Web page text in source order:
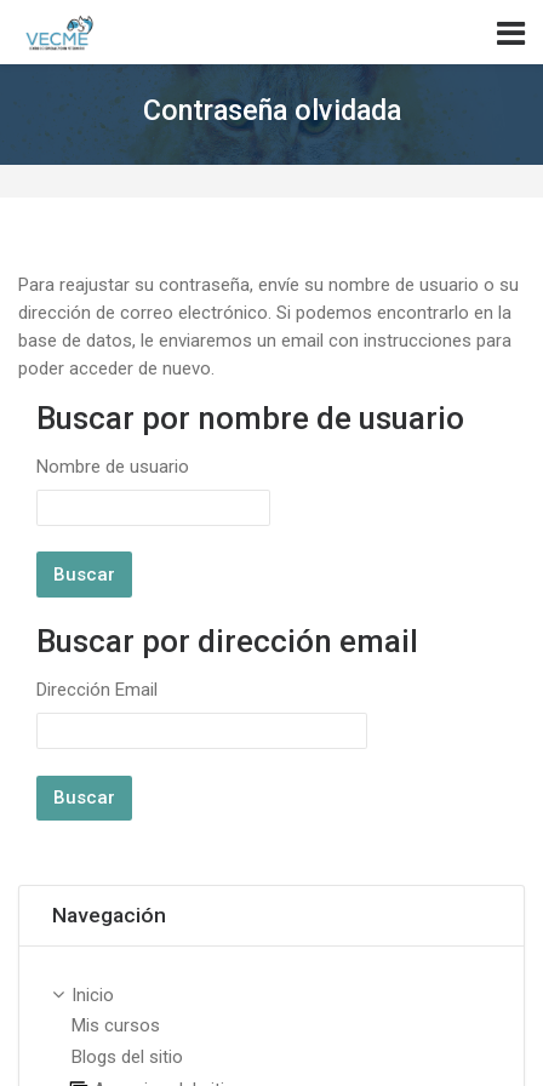
Skip to navigation
Skip to login form
Saltar al contenido principal
Skip to accessibility options
Skip to footer
Skip accessibility options
Contraseña olvidada
Para reajustar su contraseña, envíe su nombre de usuario o su
dirección de correo electrónico. Si podemos encontrarlo en la
base de datos, le enviaremos un email con instrucciones para
poder acceder de nuevo.
Buscar por nombre de usuario
Buscar por nombre de usuario
Nombre de usuario
Buscar por dirección email
Buscar por dirección email
Dirección Email
Navegación
Inicio
Mis cursos
Blogs del sitio